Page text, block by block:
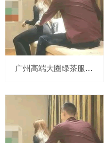
‌广州高端大圈绿茶服务‌：绿茶服务的体验分享与选择建议